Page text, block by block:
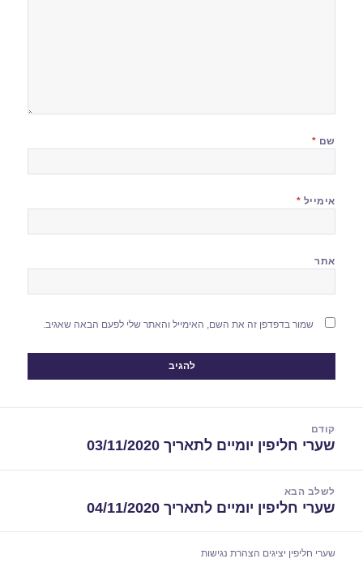
שם *
אימייל *
אתר
שמור בדפדפן זה את השם, האימייל והאתר שלי לפעם הבאה שאגיב.
קודם
הפוסט
שערי חליפין יומיים לתאריך 03/11/2020
לשלב הבא
הפוסט
שערי חליפין יומיים לתאריך 04/11/2020
שערי חליפין יציגים הצהרת נגישות